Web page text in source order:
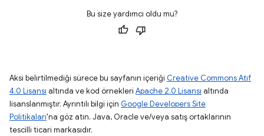
Bu size yardımcı oldu mu?
Aksi belirtilmediği sürece bu sayfanın içeriği Creative Commons Atıf
4.0 Lisansı altında ve kod örnekleri Apache 2.0 Lisansı altında
lisanslanmıştır. Ayrıntılı bilgi için Google Developers Site
Politikaları'na göz atın. Java, Oracle ve/veya satış ortaklarının
tescilli ticari markasıdır.